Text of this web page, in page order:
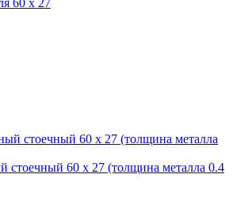
стоечный 60 x 27 (толщина металла 0.4